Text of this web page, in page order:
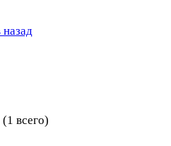
назад
всего)